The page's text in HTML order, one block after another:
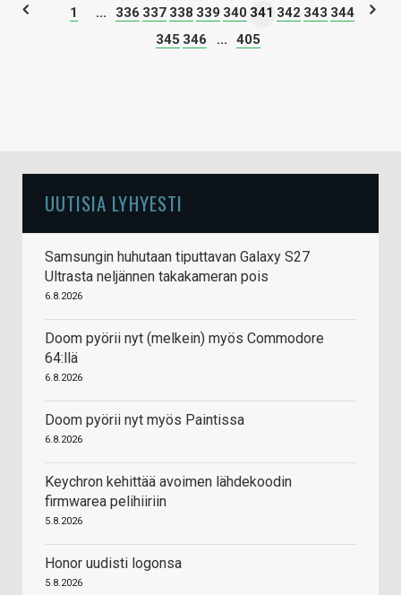
1 ... 336 337 338 339 340 341 342 343 344
345 346 ... 405
UUTISIA LYHYESTI
Samsungin huhutaan tiputtavan Galaxy S27
Ultrasta neljännen takakameran pois
6.8.2026
Doom pyörii nyt (melkein) myös Commodore
64:llä
6.8.2026
Doom pyörii nyt myös Paintissa
6.8.2026
Keychron kehittää avoimen lähdekoodin
firmwarea pelihiiriin
5.8.2026
Honor uudisti logonsa
5.8.2026